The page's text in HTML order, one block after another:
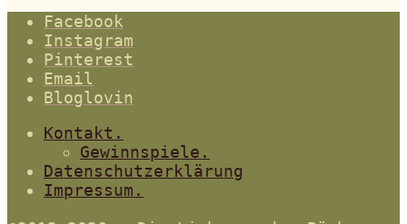
Facebook
Instagram
Pinterest
Email
Bloglovin
Kontakt.
Gewinnspiele.
Datenschutzerklärung
Impressum.